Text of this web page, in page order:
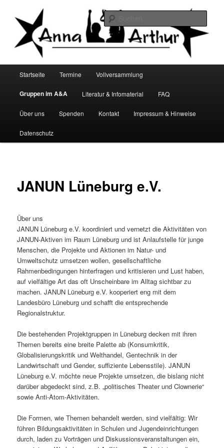
primären
springenAnna&Arthur
Startseite Termine Vollversammlung
Gruppen im A&A Literatur & Infomaterial FAQ
Über uns Spenden Kontakt Impressum & Hinweise
Datenschutz
JANUN Lüneburg e.V.
Über uns
JANUN Lüneburg e.V. koordiniert und vernetzt die Aktivitäten von
JANUN-Aktiven im Raum Lüneburg und ist Anlaufstelle für junge
Menschen, die Projekte und Aktionen im Natur- und
Umweltschutz umsetzen wollen, gesellschaftliche
Rahmenbedingungen hinterfragen und kritisieren und Lust haben,
auf vielfältige Art das oft Unscheinbare im Alltag sichtbar zu
machen. JANUN Lüneburg e.V. kooperiert eng mit dem
Landesbüro Lüneburg und schafft die entsprechende
Regionalstruktur.
Die bestehenden Projektgruppen in Lüneburg decken mit ihren
Themen bereits eine breite Palette ab (Konsumkritik,
Globalisierungskritik und Welthandel, Gentechnik in der
Landwirtschaft und Gender, suffiziente Lebensstile). JANUN
Lüneburg e.V. möchte neue Projekte umsetzen, die bislang nicht
darüber abgedeckt sind, z.B. „politisches Theater und Clownerie“
sowie Anti-Atom-Aktivitäten.
Die Formen, wie Themen behandelt werden, sind vielfältig: Wir
führen Bildungsaktivitäten in Schulen und Jugendeinrichtungen
durch, laden zu Vorträgen und Diskussionsveranstaltungen ein,